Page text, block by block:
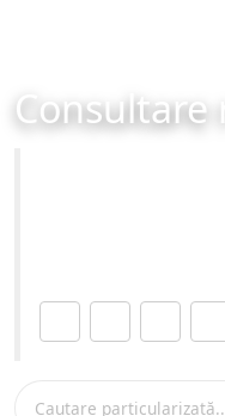
Consultare